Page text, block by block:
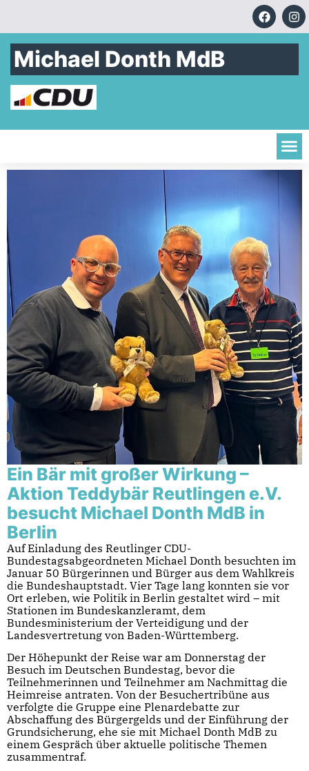
Michael Donth MdB
Ein Bär mit großer Wirkung –
Aktion Teddybär Reutlingen e.V.
besucht Michael Donth MdB in
Berlin
Auf Einladung des Reutlinger CDU-
Bundestagsabgeordneten Michael Donth besuchten im
Januar 50 Bürgerinnen und Bürger aus dem Wahlkreis
die Bundeshauptstadt. Vier Tage lang konnten sie vor
Ort erleben, wie Politik in Berlin gestaltet wird – mit
Stationen im Bundeskanzleramt, dem
Bundesministerium der Verteidigung und der
Landesvertretung von Baden-Württemberg.
Der Höhepunkt der Reise war am Donnerstag der
Besuch im Deutschen Bundestag, bevor die
Teilnehmerinnen und Teilnehmer am Nachmittag die
Heimreise antraten. Von der Besuchertribüne aus
verfolgte die Gruppe eine Plenardebatte zur
Abschaffung des Bürgergelds und der Einführung der
Grundsicherung, ehe sie mit Michael Donth MdB zu
einem Gespräch über aktuelle politische Themen
zusammentraf.